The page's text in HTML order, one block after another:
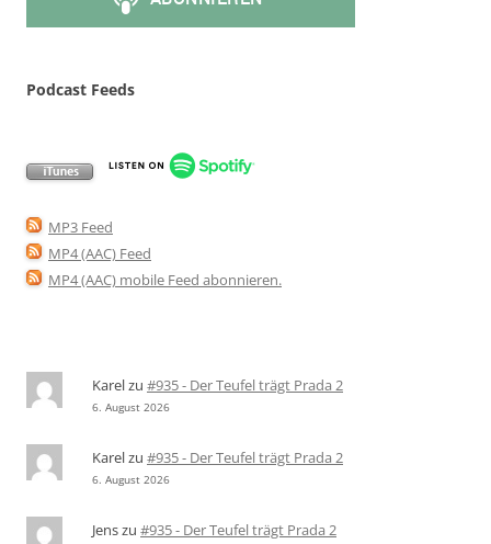
Podcast Feeds
MP3 Feed
MP4 (AAC) Feed
MP4 (AAC) mobile Feed abonnieren.
Karelzu #935 - Der Teufel trägt Prada 2
6. August 2026
Karelzu #935 - Der Teufel trägt Prada 2
6. August 2026
Jenszu #935 - Der Teufel trägt Prada 2